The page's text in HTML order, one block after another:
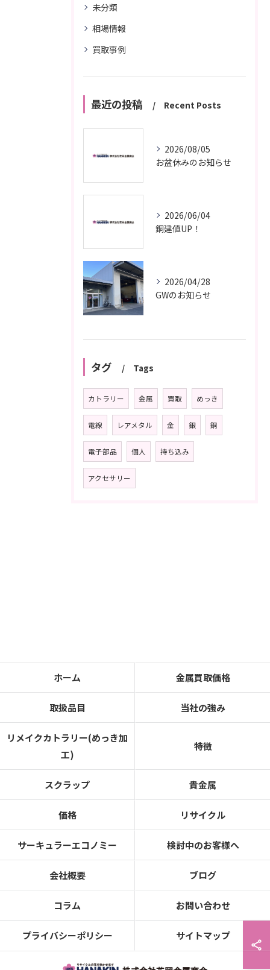
未分類
相場情報
買取事例
最近の投稿 Recent Posts
2026/08/05
お盆休みのお知らせ
2026/06/04
銅建値UP！
2026/04/28
GWのお知らせ
タグ Tags
カトラリー 金属 買取 めっき
電線 レアメタル 金 銀 銅
電子部品 個人 持ち込み
アクセサリー
ホーム 金属買取価格
取扱品目 当社の強み
リメイクカトラリー(めっき加
工)
特徴
スクラップ 貴金属
価格 リサイクル
サーキュラーエコノミー 検討中のお客様へ
会社概要 ブログ
コラム お問い合わせ
プライバシーポリシー サイトマップ